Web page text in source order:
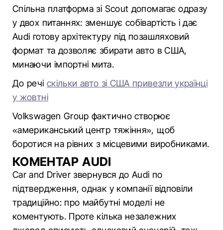
Спільна платформа зі Scout допомагає одразу
у двох питаннях: зменшує собівартість і дає
Audi готову архітектуру під позашляховий
формат та дозволяє збирати авто в США,
минаючи імпортні мита.
До речі скільки авто зі США привезли українці
у жовтні
Volkswagen Group фактично створює
«американський центр тяжіння», щоб
боротися на рівних з місцевими виробниками.
КОМЕНТАР AUDI
Car and Driver звернувся до Audi по
підтвердження, однак у компанії відповіли
традиційно: про майбутні моделі не
коментують. Проте кілька незалежних